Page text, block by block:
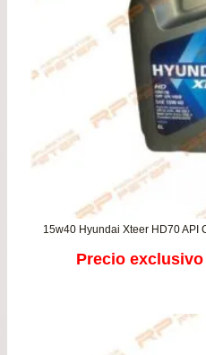
15w40 Hyundai Xteer HD70 API
Precio exclusivo